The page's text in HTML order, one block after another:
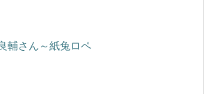
輔さん～紙兔ロペ